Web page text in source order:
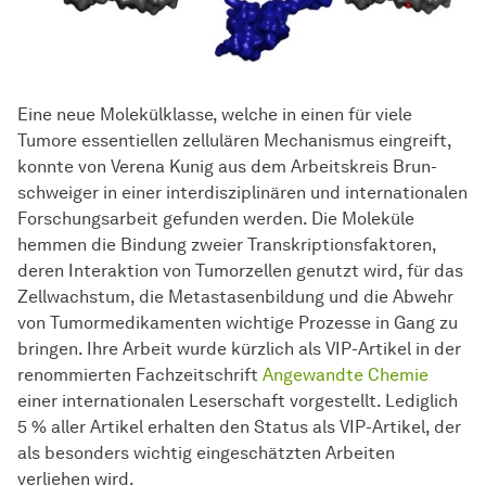
Eine neue Molekülklasse, welche in einen für viele
Tumore essentiellen zel­lu­lä­ren Mechanismus eingreift,
konnte von Verena Kunig aus dem Ar­beits­kreis Brun­
schwei­ger in einer interdisziplinären und internationalen
Forschungsarbeit gefunden werden. Die Moleküle
hemmen die Bindung zweier Transkriptionsfaktoren,
deren Interaktion von Tumorzellen genutzt wird, für das
Zellwachstum, die Metastasenbildung und die Abwehr
von Tumormedikamenten wichtige Prozesse in Gang zu
bringen. Ihre Arbeit wurde kürzlich als VIP-Artikel in der
renommierten Fachzeitschrift An­ge­wand­te Chemie
einer internationalen Leserschaft vorgestellt. Lediglich
5 % aller Artikel erhalten den Status als VIP-Artikel, der
als besonders wichtig eingeschätzten Arbeiten
verliehen wird.